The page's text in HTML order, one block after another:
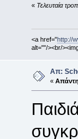
« Τελευταία
<a href="http://
alt=""/><br/
Απ:
«